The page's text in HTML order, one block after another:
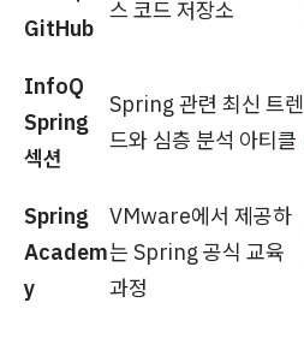
GitHub
스 코드 저장소
InfoQ
Spring
섹션
Spring 관련 최신 트렌
드와 심층 분석 아티클
Spring
Academ
y
VMware에서 제공하
는 Spring 공식 교육
과정